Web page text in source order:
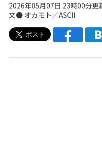
2026年05月07日 23時00分更
文● オカモト／ASCII